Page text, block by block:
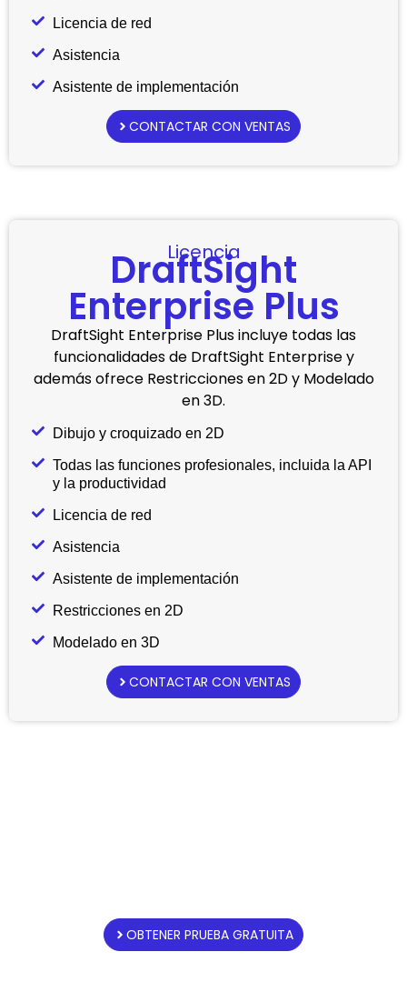
Licencia de red
Asistencia
Asistente de implementación
CONTACTAR CON VENTAS
Licencia
DraftSight
Enterprise Plus
DraftSight Enterprise Plus incluye todas las
funcionalidades de DraftSight Enterprise y
además ofrece Restricciones en 2D y Modelado
en 3D.
Dibujo y croquizado en 2D
Todas las funciones profesionales, incluida la API
y la productividad
Licencia de red
Asistencia
Asistente de implementación
Restricciones en 2D
Modelado en 3D
CONTACTAR CON VENTAS
OBTENER PRUEBA GRATUITA